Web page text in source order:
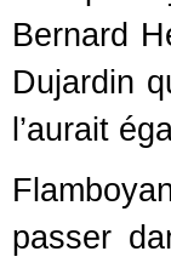
Bernard
Dujardin
l’aurait
passer